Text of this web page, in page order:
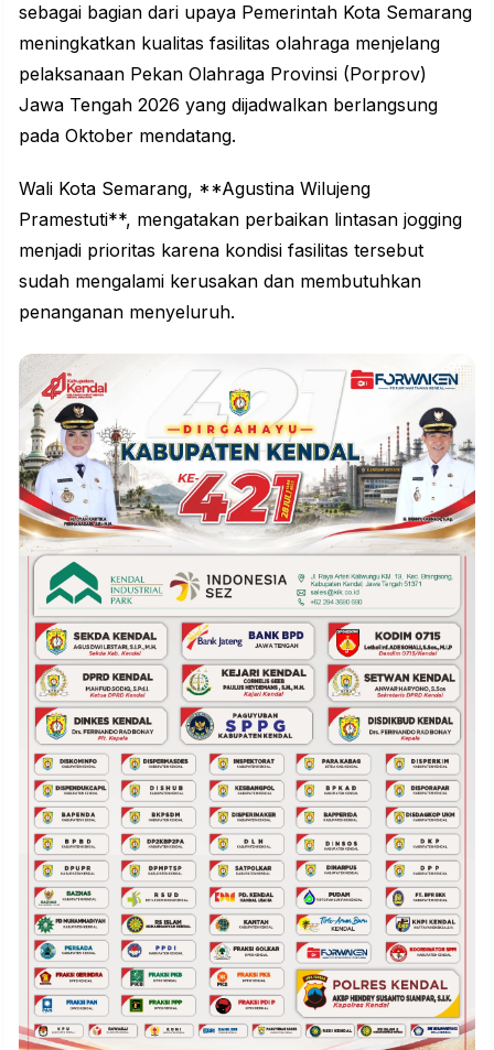
sebagai bagian dari upaya Pemerintah Kota Semarang
meningkatkan kualitas fasilitas olahraga menjelang
pelaksanaan Pekan Olahraga Provinsi (Porprov)
Jawa Tengah 2026 yang dijadwalkan berlangsung
pada Oktober mendatang.
Wali Kota Semarang, **Agustina Wilujeng
Pramestuti**, mengatakan perbaikan lintasan jogging
menjadi prioritas karena kondisi fasilitas tersebut
sudah mengalami kerusakan dan membutuhkan
penanganan menyeluruh.